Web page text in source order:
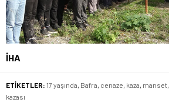
İHA
ETİKETLER: 17 yaşında, Bafra, cenaze, kaza, manset,
kazası